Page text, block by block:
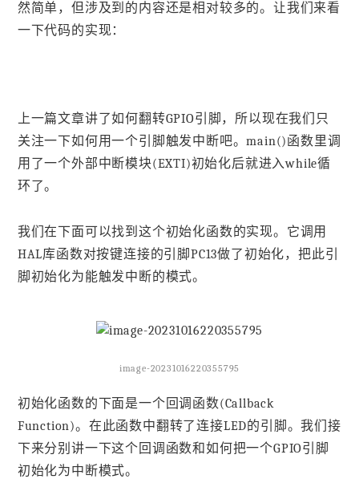
然简单，但涉及到的内容还是相对较多的。让我们来看
一下代码的实现：
上一篇文章讲了如何翻转GPIO引脚，所以现在我们只
关注一下如何用一个引脚触发中断吧。main()函数里调
用了一个外部中断模块(EXTI)初始化后就进入while循
环了。
我们在下面可以找到这个初始化函数的实现。它调用
HAL库函数对按键连接的引脚PC13做了初始化，把此引
脚初始化为能触发中断的模式。
image-20231016220355795
初始化函数的下面是一个回调函数(Callback
Function)。在此函数中翻转了连接LED的引脚。我们接
下来分别讲一下这个回调函数和如何把一个GPIO引脚
初始化为中断模式。